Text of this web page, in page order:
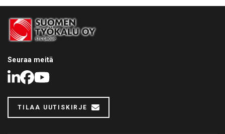
Seuraa meitä
LinkedIn
Facebook
Youtube
TILAA UUTISKIRJE